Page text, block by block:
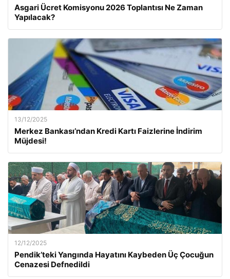
Asgari Ücret Komisyonu 2026 Toplantısı Ne Zaman
Yapılacak?
13/12/2025
Merkez Bankası’ndan Kredi Kartı Faizlerine İndirim
Müjdesi!
12/12/2025
Pendik’teki Yangında Hayatını Kaybeden Üç Çocuğun
Cenazesi Defnedildi